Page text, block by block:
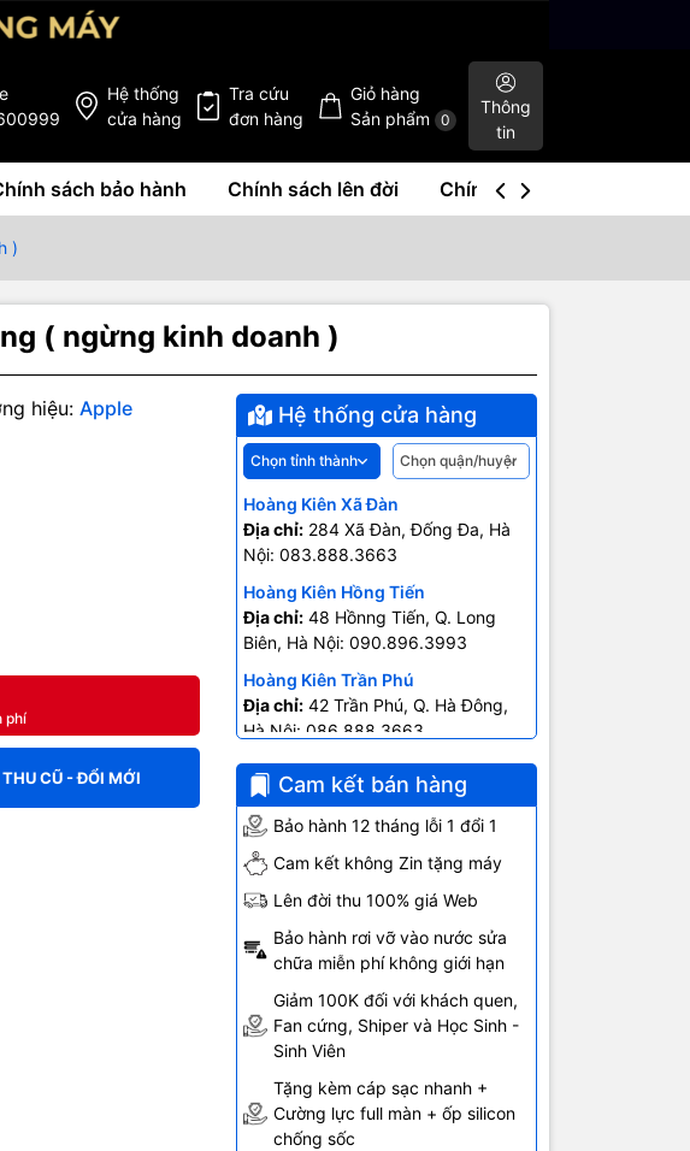
Hệ thống
cửa hàng
Tra cứu
đơn hàng
Giỏ hàng
Sản phẩm
0
Thông
tin
sách bảo hành Chính sách lên đời Chính sách mua lại
)
( ngừng kinh doanh )
hiệu: Apple
phí
THU CŨ - ĐỔI MỚI
Hệ thống cửa hàng
Hoàng Kiên Xã Đàn
Địa chỉ:284 Xã Đàn, Đống Đa, Hà
Nội: 083.888.3663
Hoàng Kiên Hồng Tiến
Địa chỉ:48 Hồnng Tiến, Q. Long
Biên, Hà Nội: 090.896.3993
Hoàng Kiên Trần Phú
Địa chỉ:42 Trần Phú, Q. Hà Đông,
Hà Nội: 086.888.3663
Hoàng Kiên Ngô Gia Tự
Địa chỉ:403 Ngô Gia Tự- P.2, Q.10
Hồ Chí Minh: 0707.678.707
Cam kết bán hàng
Bảo hành 12 tháng lỗi 1 đổi 1
Cam kết không Zin tặng máy
Lên đời thu 100% giá Web
Bảo hành rơi vỡ vào nước sửa
chữa miễn phí không giới hạn
Giảm 100K đối với khách quen,
Fan cứng, Shiper và Học Sinh -
Sinh Viên
Tặng kèm cáp sạc nhanh +
Cường lực full màn + ốp silicon
chống sốc
từ 399